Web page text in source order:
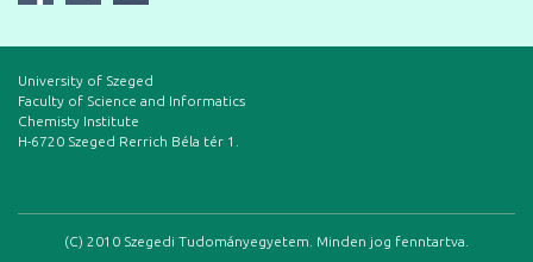
University of Szeged
Faculty of Science and Informatics
Chemisty Institute
H-6720 Szeged Rerrich Béla tér 1.
(C) 2010 Szegedi Tudományegyetem. Minden jog fenntartva.